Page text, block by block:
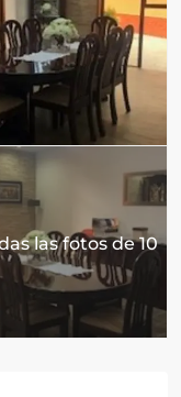
las fotos de 10